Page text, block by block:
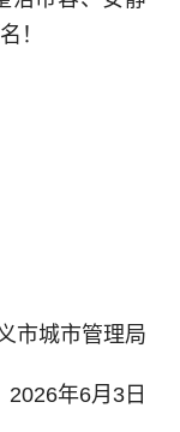
！
市城市管理局
2026年6月3日